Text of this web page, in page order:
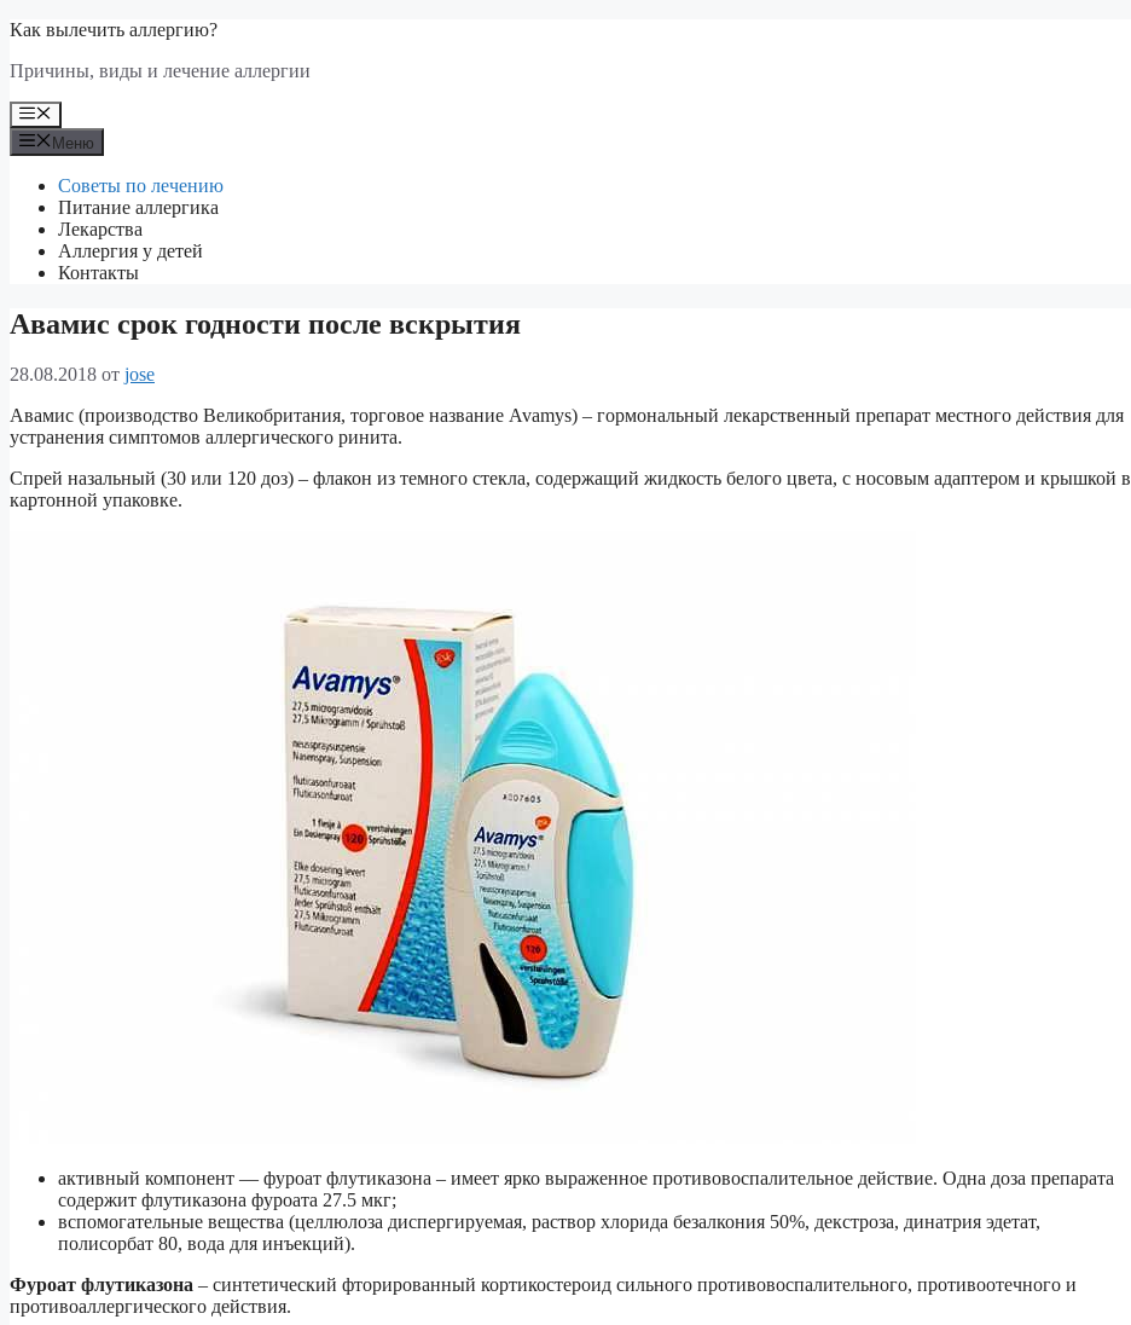
Перейти
содержимому
Как вылечить аллергию?
Причины, виды и лечение аллергии
Меню
Меню
Советы по лечению
Питание аллергика
Лекарства
Аллергия у детей
Контакты
Авамис срок годности после вскрытия
28.08.2018 от jose
Авамис (производство Великобритания, торговое название Avamys) – гормональный лекарственный препарат местного действия для
устранения симптомов аллергического ринита.
Спрей назальный (30 или 120 доз) – флакон из темного стекла, содержащий жидкость белого цвета, с носовым адаптером и крышкой в
картонной упаковке.
активный компонент — фуроат флутиказона – имеет ярко выраженное противовоспалительное действие. Одна доза препарата
содержит флутиказона фуроата 27.5 мкг;
вспомогательные вещества (целлюлоза диспергируемая, раствор хлорида безалкония 50%, декстроза, динатрия эдетат,
полисорбат 80, вода для инъекций).
Фуроат флутиказона – синтетический фторированный кортикостероид сильного противовоспалительного, противоотечного и
противоаллергического действия.